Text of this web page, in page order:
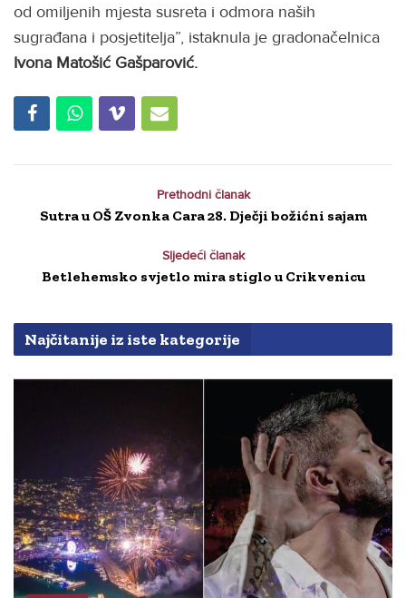
od omiljenih mjesta susreta i odmora naših
sugrađana i posjetitelja”, istaknula je gradonačelnica
Ivona Matošić Gašparović.
Prethodni članak
Sutra u OŠ Zvonka Cara 28. Dječji božićni sajam
Sljedeći članak
Betlehemsko svjetlo mira stiglo u Crikvenicu
Najčitanije iz iste kategorije